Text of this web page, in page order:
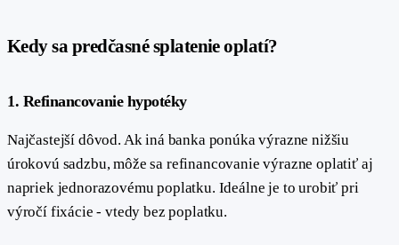
Kedy sa predčasné splatenie oplatí?
1. Refinancovanie hypotéky
Najčastejší dôvod. Ak iná banka ponúka výrazne nižšiu
úrokovú sadzbu, môže sa refinancovanie výrazne oplatiť aj
napriek jednorazovému poplatku. Ideálne je to urobiť pri
výročí fixácie - vtedy bez poplatku.